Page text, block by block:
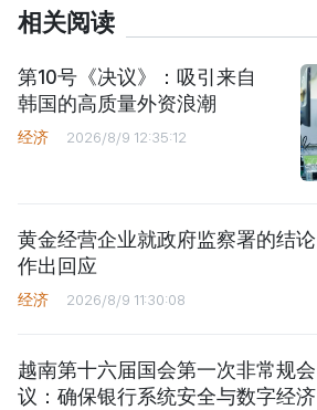
相关阅读
第10号《决议》：吸引来自
韩国的高质量外资浪潮
经济 2026/8/9 12:35:12
黄金经营企业就政府监察署的结论
作出回应
经济 2026/8/9 11:30:08
越南第十六届国会第一次非常规会
议：确保银行系统安全与数字经济